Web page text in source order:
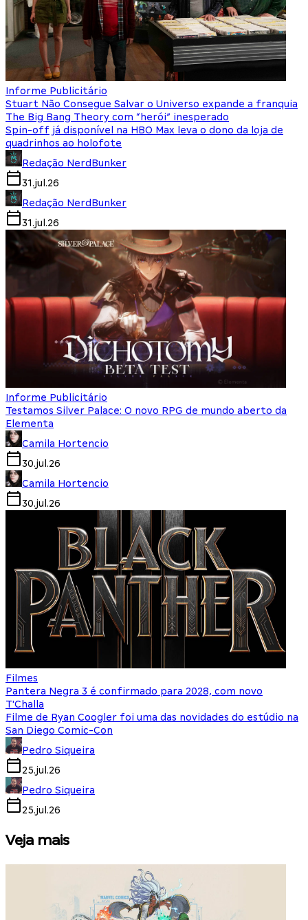
Informe Publicitário
Stuart Não Consegue Salvar o Universo expande a franquia
The Big Bang Theory com “herói” inesperado
Spin-off já disponível na HBO Max leva o dono da loja de
quadrinhos ao holofote
Redação NerdBunker
31.jul.26
Redação NerdBunker
31.jul.26
Informe Publicitário
Testamos Silver Palace: O novo RPG de mundo aberto da
Elementa
Camila Hortencio
30.jul.26
Camila Hortencio
30.jul.26
Filmes
Pantera Negra 3 é confirmado para 2028, com novo
T'Challa
Filme de Ryan Coogler foi uma das novidades do estúdio na
San Diego Comic-Con
Pedro Siqueira
25.jul.26
Pedro Siqueira
25.jul.26
Veja mais